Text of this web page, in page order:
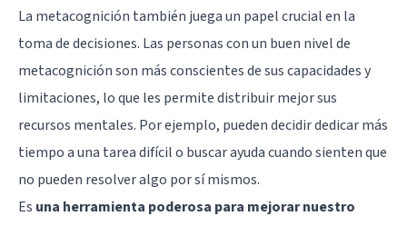
La metacognición también juega un papel crucial en la
toma de decisiones. Las personas con un buen nivel de
metacognición son más conscientes de sus capacidades y
limitaciones, lo que les permite distribuir mejor sus
recursos mentales. Por ejemplo, pueden decidir dedicar más
tiempo a una tarea difícil o buscar ayuda cuando sienten que
no pueden resolver algo por sí mismos.
Es una herramienta poderosa para mejorar nuestro